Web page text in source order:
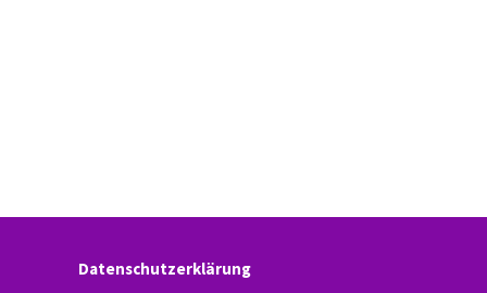
Datenschutzerklärung